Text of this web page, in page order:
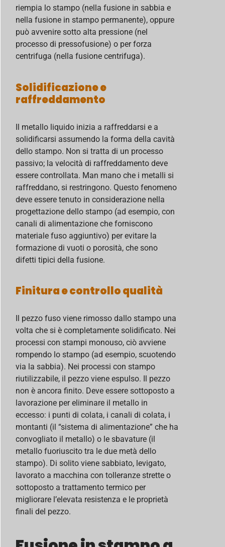
riempia lo stampo (nella fusione in sabbia e
nella fusione in stampo permanente), oppure
può avvenire sotto alta pressione (nel
processo di pressofusione) o per forza
centrifuga (nella fusione centrifuga).
Solidificazione e
raffreddamento
Il metallo liquido inizia a raffreddarsi e a
solidificarsi assumendo la forma della cavità
dello stampo. Non si tratta di un processo
passivo; la velocità di raffreddamento deve
essere controllata. Man mano che i metalli si
raffreddano, si restringono. Questo fenomeno
deve essere tenuto in considerazione nella
progettazione dello stampo (ad esempio, con
canali di alimentazione che forniscono
materiale fuso aggiuntivo) per evitare la
formazione di vuoti o porosità, che sono
difetti tipici della fusione.
Finitura e controllo qualità
Il pezzo fuso viene rimosso dallo stampo una
volta che si è completamente solidificato. Nei
processi con stampi monouso, ciò avviene
rompendo lo stampo (ad esempio, scuotendo
via la sabbia). Nei processi con stampo
riutilizzabile, il pezzo viene espulso. Il pezzo
non è ancora finito. Deve essere sottoposto a
lavorazione per eliminare il metallo in
eccesso: i punti di colata, i canali di colata, i
montanti (il “sistema di alimentazione” che ha
convogliato il metallo) o le sbavature (il
metallo fuoriuscito tra le due metà dello
stampo). Di solito viene sabbiato, levigato,
lavorato a macchina con tolleranze strette o
sottoposto a trattamento termico per
migliorare l’elevata resistenza e le proprietà
finali del pezzo.